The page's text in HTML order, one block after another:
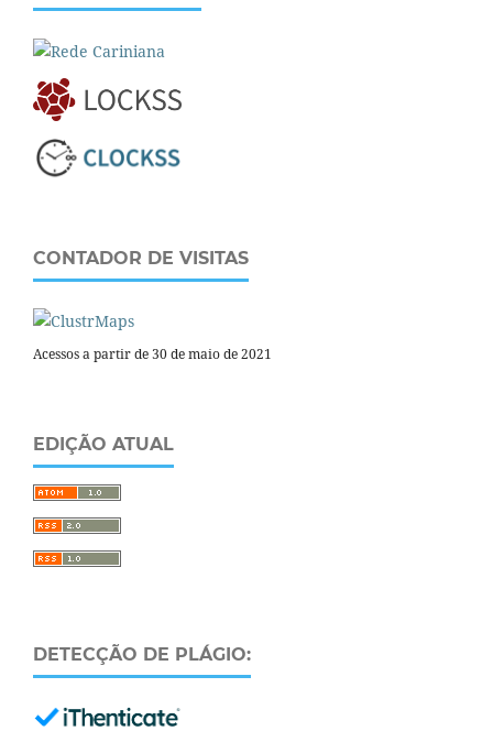
CONTADOR DE VISITAS
Acessos a partir de 30 de maio de 2021
EDIÇÃO ATUAL
DETECÇÃO DE PLÁGIO: